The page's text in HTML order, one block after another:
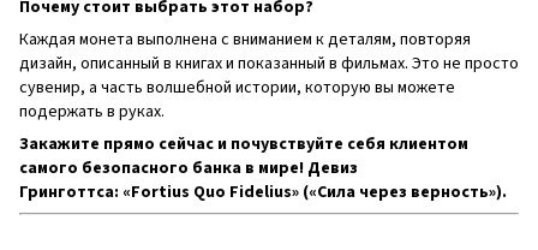
Почему стоит выбрать этот набор?
Каждая монета выполнена с вниманием к деталям, повторяя
дизайн, описанный в книгах и показанный в фильмах. Это не просто
сувенир, а часть волшебной истории, которую вы можете
подержать в руках.
Закажите прямо сейчас и почувствуйте себя клиентом
самого безопасного банка в мире! Девиз
Гринготтса: «Fortius Quo Fidelius» («Сила через верность»).